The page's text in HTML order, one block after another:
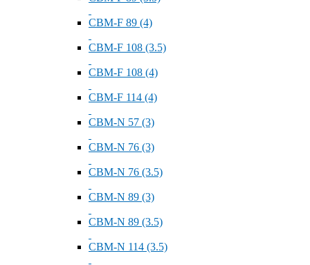
СВМ-F 89 (4)
СВМ-F 108 (3.5)
СВМ-F 108 (4)
СВМ-F 114 (4)
СВМ-N 57 (3)
СВМ-N 76 (3)
СВМ-N 76 (3.5)
СВМ-N 89 (3)
СВМ-N 89 (3.5)
СВМ-N 114 (3.5)